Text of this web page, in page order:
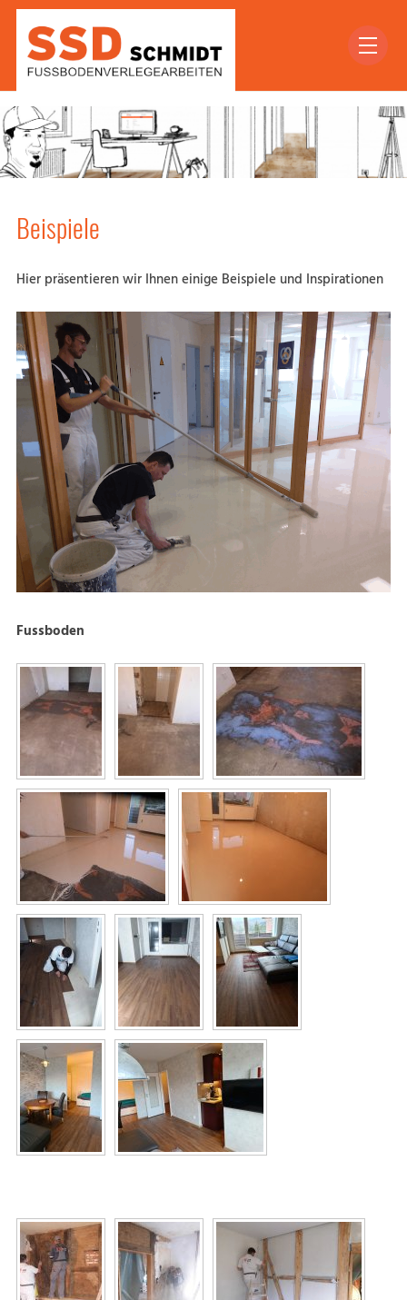
Beispiele
Hier präsentieren wir Ihnen einige Beispiele und Inspirationen
Fussboden